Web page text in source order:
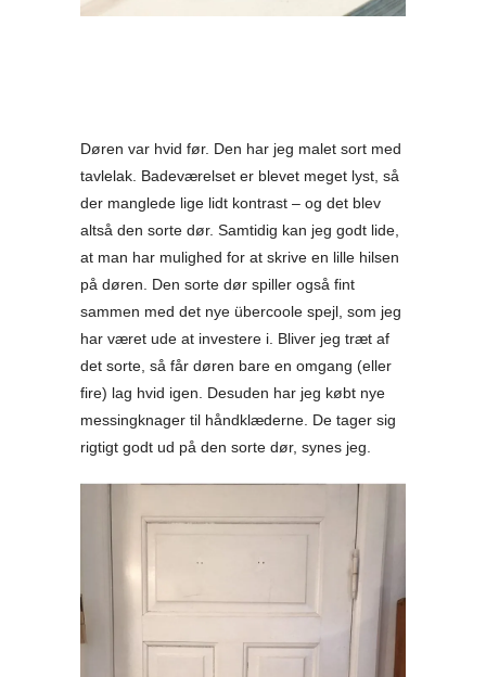
Døren var hvid før. Den har jeg malet sort med
tavlelak. Badeværelset er blevet meget lyst, så
der manglede lige lidt kontrast – og det blev
altså den sorte dør. Samtidig kan jeg godt lide,
at man har mulighed for at skrive en lille hilsen
på døren. Den sorte dør spiller også fint
sammen med det nye übercoole spejl, som jeg
har været ude at investere i. Bliver jeg træt af
det sorte, så får døren bare en omgang (eller
fire) lag hvid igen. Desuden har jeg købt nye
messingknager til håndklæderne. De tager sig
rigtigt godt ud på den sorte dør, synes jeg.